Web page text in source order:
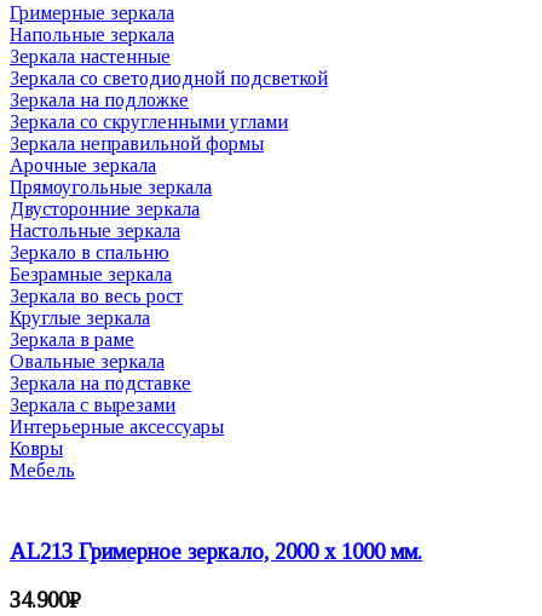
Гримерные зеркала
Напольные зеркала
Зеркала настенные
Зеркала со светодиодной подсветкой
Зеркала на подложке
Зеркала со скругленными углами
Зеркала неправильной формы
Арочные зеркала
Прямоугольные зеркала
Двусторонние зеркала
Настольные зеркала
Зеркало в спальню
Безрамные зеркала
Зеркала во весь рост
Круглые зеркала
Зеркала в раме
Овальные зеркала
Зеркала на подставке
Зеркала с вырезами
Интерьерные аксессуары
Ковры
Мебель
AL213 Гримерное зеркало, 2000 х 1000 мм.
34.900₽